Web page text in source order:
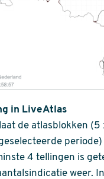
in LiveAtlas
de atlasblokken
4 tellingen is
weer.